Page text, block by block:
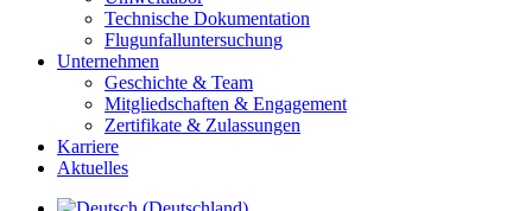
Technische Dokumentation
Flugunfalluntersuchung
Unternehmen
Geschichte & Team
Mitgliedschaften & Engagement
Zertifikate & Zulassungen
Karriere
Aktuelles